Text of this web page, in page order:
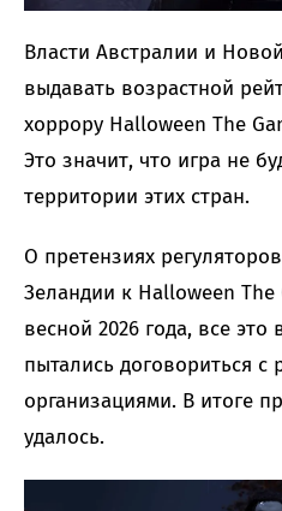
Власти Австралии и
выдавать возрастной
хоррору Halloween The
Это значит, что игра не
территории этих стран.
О претензиях
Зеландии к Halloween The
весной 2026 года, все
пытались договориться с
организациями. В итоге
удалось.